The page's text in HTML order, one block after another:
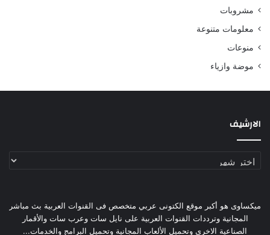
مشروبات
معلومات متنوعة
منوعات
موضة وازياء
الارشيف
الارشيف
ميكساوى هو أكبر موقع الكتونى عربي متخصص فى القنوات العربية بث مباشر
المجانية وترددات القنوات العربية على نايل سات وعرب سات والأقمار
الصناعية الاخرى وتحميل الألعاب المجانية وتحميل البرامج والخدمات...